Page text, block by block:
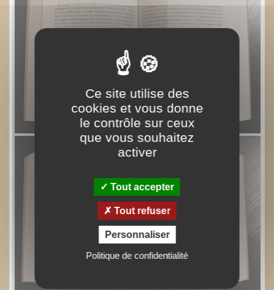
Ce site utilise des
cookies et vous donne
le contrôle sur ceux
que vous souhaitez
activer
Tout accepter
Tout refuser
Personnaliser
Politique de confidentialité